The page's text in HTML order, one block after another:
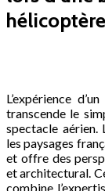
hélicoptère
L’expérience
transcende le
spectacle aérien.
les paysages
et offre des
et architectural.
combine